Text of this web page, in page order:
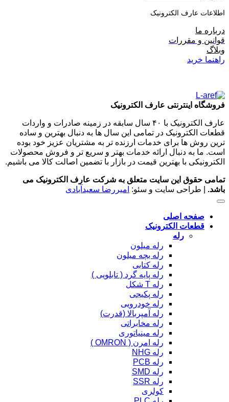
اطلاعات عارف الکترونیک
درباره ما
قوانین و مقررات
وبلاگ
راهنما خرید
فروشگاه اینترنتی عارف الکترونیک
عارف الکترونیک با ۴۰ سال سابقه در زمینه صادرات و واردات
قطعات الکترونیک در تمامی این سال ها به دنبال بهترین و ساده
ترین روش ها برای خدمات ارزنده تر به مشتریان عزیز خود بوده
است. ما به دنبال ارائه خدمات بهتر و سریع تر و فروش محصولات
الکترونیکی با بهترین قیمت در بازار با تضمین اصالت کالا می باشیم.
تمامی حقوق این سایت متعلق به شرکت عارف الکترونیک می
باشد. | طراحی سایت و سئو: امیررضا سعیدآبادی
صفحه اصلی
قطعات الکترونیک
رله
رله میلون
رله بچه میلون
رله کتابی
رله پایه گرد ( تابلویی )
رله T شکل
رله پکیجی
رله خودرویی
رله آمپربالا (قدرت)
رله مخابراتی
رله مینیاتوری
رله امرن ( OMRON )
رله NHG
رله PCB
رله SMD
رله SSR
کولری